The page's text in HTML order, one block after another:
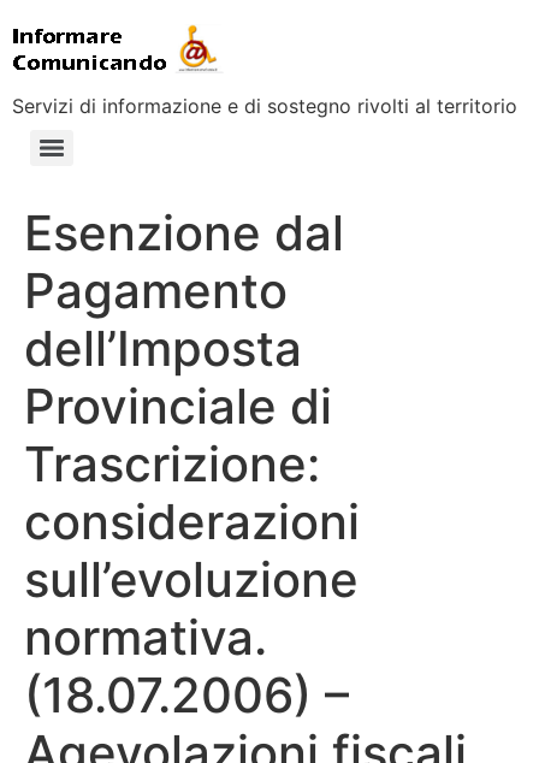
Servizi di informazione e di sostegno rivolti al territorio
Esenzione dal
Pagamento
dell’Imposta
Provinciale di
Trascrizione:
considerazioni
sull’evoluzione
normativa.
(18.07.2006) –